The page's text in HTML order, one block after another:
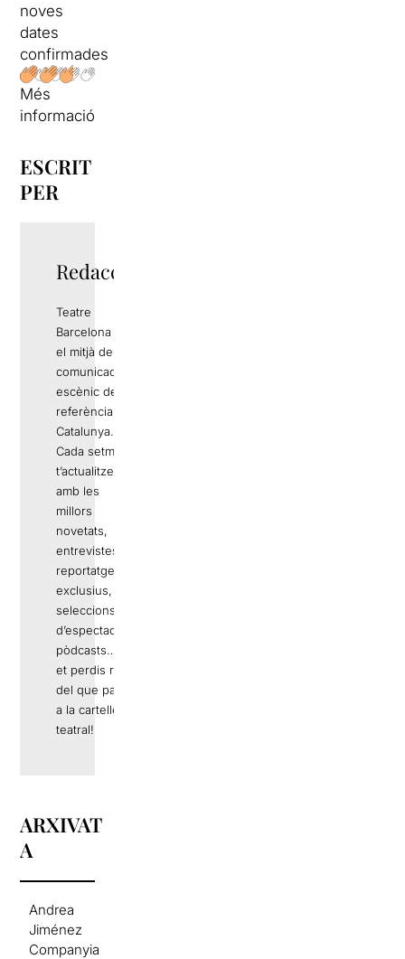
noves
dates
confirmades
Més
informació
ESCRIT
PER
Redacció
Teatre
Barcelona és
el mitjà de
comunicació
escènic de
referència a
Catalunya.
Cada setmana
t’actualitzem
amb les
millors
novetats,
entrevistes,
reportatges
exclusius,
seleccions
d’espectacles,
pòdcasts… No
et perdis res
del que passa
a la cartellera
teatral!
ARXIVAT
A
Andrea
Jiménez
Companyia